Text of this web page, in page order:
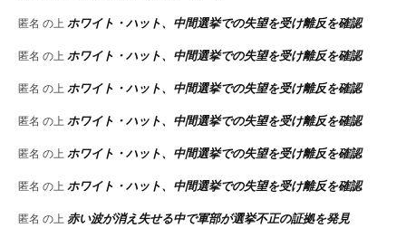
匿名 の上ホワイト・ハット、中間選挙での失望を受け離反を確認
匿名 の上ホワイト・ハット、中間選挙での失望を受け離反を確認
匿名 の上ホワイト・ハット、中間選挙での失望を受け離反を確認
匿名 の上ホワイト・ハット、中間選挙での失望を受け離反を確認
匿名 の上ホワイト・ハット、中間選挙での失望を受け離反を確認
匿名 の上ホワイト・ハット、中間選挙での失望を受け離反を確認
匿名 の上赤い波が消え失せる中で軍部が選挙不正の証拠を発見